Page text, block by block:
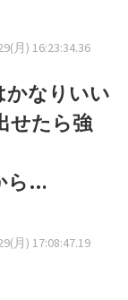
月) 16:23:34.36
かなりいい
せたら強
ら…
月) 17:08:47.19